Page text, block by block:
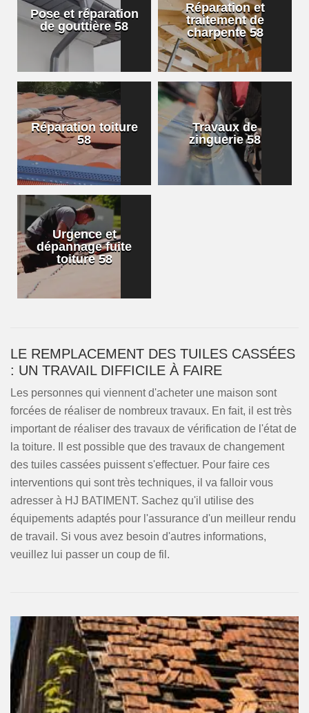
Pose et réparation
de gouttière 58
Réparation et
traitement de
charpente 58
Réparation toiture
58
Travaux de
zinguerie 58
Urgence et
dépannage fuite
toiture 58
LE REMPLACEMENT DES TUILES CASSÉES
: UN TRAVAIL DIFFICILE À FAIRE
Les personnes qui viennent d'acheter une maison sont
forcées de réaliser de nombreux travaux. En fait, il est très
important de réaliser des travaux de vérification de l'état de
la toiture. Il est possible que des travaux de changement
des tuiles cassées puissent s'effectuer. Pour faire ces
interventions qui sont très techniques, il va falloir vous
adresser à HJ BATIMENT. Sachez qu'il utilise des
équipements adaptés pour l'assurance d'un meilleur rendu
de travail. Si vous avez besoin d'autres informations,
veuillez lui passer un coup de fil.